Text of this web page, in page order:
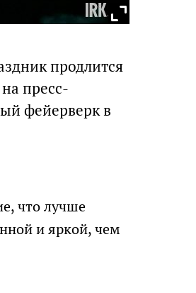
продлится
пресс-
фейерверк в
что лучше
и яркой, чем